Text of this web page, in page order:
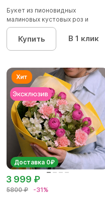
Букет из пионовидных
малиновых кустовых роз и
альстроме...
Купить В 1 клик
Доставка 0₽
5800 ₽ -31%
3 999 ₽